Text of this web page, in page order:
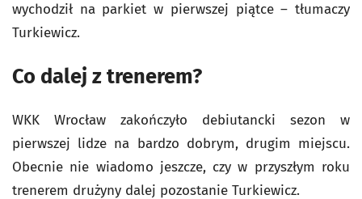
wychodził na parkiet w pierwszej piątce – tłumaczy
Turkiewicz.
Co dalej z trenerem?
WKK Wrocław zakończyło debiutancki sezon w
pierwszej lidze na bardzo dobrym, drugim miejscu.
Obecnie nie wiadomo jeszcze, czy w przyszłym roku
trenerem drużyny dalej pozostanie Turkiewicz.